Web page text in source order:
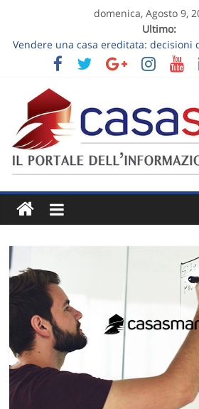
domenica, Agosto 9,
Ultimo:
Vendere una casa ereditata: decisioni
dell’annuncio
Follow-up dopo la visita immobiliare:
pensiamo” in un prossimo passo
Vendere una casa ancora abitata:
sostenibili
Come lavora l’ecosistema Marco
residenziale
Vendere un appartamento al piano